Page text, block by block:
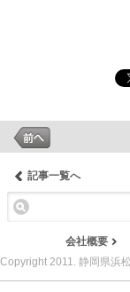
記事一覧へ
会社概要